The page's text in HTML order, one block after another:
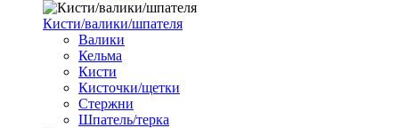
Кисти/валики/шпателя
Валики
Кельма
Кисти
Кисточки/щетки
Стержни
Шпатель/терка